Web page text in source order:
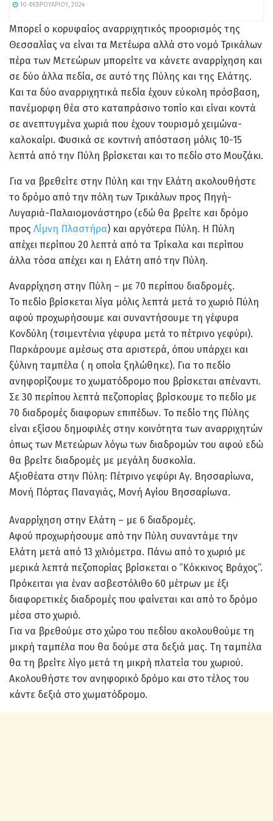
10 ΦΕΒΡΟΥΑΡΊΟΥ, 2024
Μπορεί ο κορυφαίος αναρριχητικός προορισμός της
Θεσσαλίας να είναι τα Μετέωρα αλλά στο νομό Τρικάλων
πέρα των Μετεώρων μπορείτε να κάνετε αναρρίχηση και
σε δύο άλλα πεδία, σε αυτό της Πύλης και της Ελάτης.
Και τα δύο αναρριχητικά πεδία έχουν εύκολη πρόσβαση,
πανέμορφη θέα στο καταπράσινο τοπίο και είναι κοντά
σε ανεπτυγμένα χωριά που έχουν τουρισμό χειμώνα-
καλοκαίρι. Φυσικά σε κοντινή απόσταση μόλις 10-15
λεπτά από την Πύλη βρίσκεται και το πεδίο στο Μουζάκι.
Για να βρεθείτε στην Πύλη και την Ελάτη ακολουθήστε
το δρόμο από την πόλη των Τρικάλων προς Πηγή-
Λυγαριά-Παλαιομονάστηρο (εδώ θα βρείτε και δρόμο
προς Λίμνη Πλαστήρα) και αργότερα Πύλη. Η Πύλη
απέχει περίπου 20 λεπτά από τα Τρίκαλα και περίπου
άλλα τόσα απέχει και η Ελάτη από την Πύλη.
Αναρρίχηση στην Πύλη – με 70 περίπου διαδρομές.
Το πεδίο βρίσκεται λίγα μόλις λεπτά μετά το χωριό Πύλη
αφού προχωρήσουμε και συναντήσουμε τη γέφυρα
Κονδύλη (τσιμεντένια γέφυρα μετά το πέτρινο γεφύρι).
Παρκάρουμε αμέσως στα αριστερά, όπου υπάρχει και
ξύλινη ταμπέλα ( η οποία ξηλώθηκε). Για το πεδίο
ανηφορίζουμε το χωματόδρομο που βρίσκεται απέναντι.
Σε 30 περίπου λεπτά πεζοπορίας βρίσκουμε το πεδίο με
70 διαδρομές διαφορων επιπέδων. Το πεδίο της Πύλης
είναι εξίσου δημοφιλές στην κοινότητα των αναρριχητών
όπως των Μετεώρων λόγω των διαδρομών του αφού εδώ
θα βρείτε διαδρομές με μεγάλη δυσκολία.
Αξιοθέατα στην Πύλη: Πέτρινο γεφύρι Αγ. Βησσαρίωνα,
Μονή Πόρτας Παναγιάς, Μονή Αγίου Βησσαρίωνα.
Αναρρίχηση στην Ελάτη – με 6 διαδρομές.
Αφού προχωρήσουμε από την Πύλη συναντάμε την
Ελάτη μετά από 13 χιλιόμετρα. Πάνω από το χωριό με
μερικά λεπτά πεζοπορίας βρίσκεται ο ‘’Κόκκινος Βράχος’’.
Πρόκειται για έναν ασβεστόλιθο 60 μέτρων με έξι
διαφορετικές διαδρομές που φαίνεται και από το δρόμο
μέσα στο χωριό.
Για να βρεθούμε στο χώρο του πεδίου ακολουθούμε τη
μικρή ταμπέλα που θα δούμε στα δεξιά μας. Τη ταμπέλα
θα τη βρείτε λίγο μετά τη μικρή πλατεία του χωριού.
Ακολουθήστε τον ανηφορικό δρόμο και στο τέλος του
κάντε δεξιά στο χωματόδρομο.